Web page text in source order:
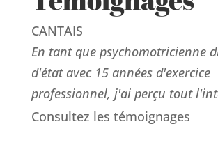
CANTAIS
En tant que psychomotricienne
d'état avec 15 années d'exercice
professionnel, j'ai perçu tout
Consultez les témoignages